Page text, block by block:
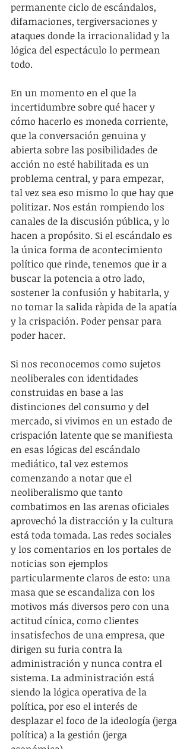
permanente ciclo de escándalos,
difamaciones, tergiversaciones y
ataques donde la irracionalidad y la
lógica del espectáculo lo permean
todo.
En un momento en el que la
incertidumbre sobre qué hacer y
cómo hacerlo es moneda corriente,
que la conversación genuina y
abierta sobre las posibilidades de
acción no esté habilitada es un
problema central, y para empezar,
tal vez sea eso mismo lo que hay que
politizar. Nos están rompiendo los
canales de la discusión pública, y lo
hacen a propósito. Si el escándalo es
la única forma de acontecimiento
político que rinde, tenemos que ir a
buscar la potencia a otro lado,
sostener la confusión y habitarla, y
no tomar la salida ràpida de la apatía
y la crispación. Poder pensar para
poder hacer.
Si nos reconocemos como sujetos
neoliberales con identidades
construidas en base a las
distinciones del consumo y del
mercado, si vivimos en un estado de
crispación latente que se manifiesta
en esas lógicas del escándalo
mediático, tal vez estemos
comenzando a notar que el
neoliberalismo que tanto
combatimos en las arenas oficiales
aprovechó la distracción y la cultura
está toda tomada. Las redes sociales
y los comentarios en los portales de
noticias son ejemplos
particularmente claros de esto: una
masa que se escandaliza con los
motivos más diversos pero con una
actitud cínica, como clientes
insatisfechos de una empresa, que
dirigen su furia contra la
administración y nunca contra el
sistema. La administración está
siendo la lógica operativa de la
política, por eso el interés de
desplazar el foco de la ideología (jerga
política) a la gestión (jerga